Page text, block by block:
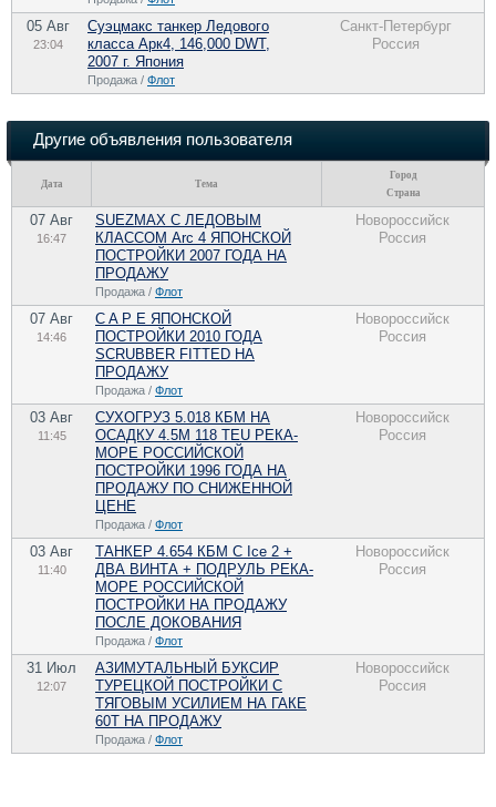
05 Авг
23:04
Суэцмакс танкер Ледового
класса Арк4, 146,000 DWT,
2007 г. Япония
Продажа / Флот
Санкт-Петербург
Россия
Другие объявления пользователя
Дата Тема
Город
Страна
07 Авг
16:47
SUEZMAX С ЛЕДОВЫМ
КЛАССОМ Arc 4 ЯПОНСКОЙ
ПОСТРОЙКИ 2007 ГОДА НА
ПРОДАЖУ
Продажа / Флот
Новороссийск
Россия
07 Авг
14:46
C A P E ЯПОНСКОЙ
ПОСТРОЙКИ 2010 ГОДА
SCRUBBER FITTED НА
ПРОДАЖУ
Продажа / Флот
Новороссийск
Россия
03 Авг
11:45
СУХОГРУЗ 5.018 КБМ НА
ОСАДКУ 4.5М 118 TEU РЕКА-
МОРЕ РОССИЙСКОЙ
ПОСТРОЙКИ 1996 ГОДА НА
ПРОДАЖУ ПО CНИЖЕННОЙ
ЦЕНЕ
Продажа / Флот
Новороссийск
Россия
03 Авг
11:40
ТАНКЕР 4.654 КБМ C Ice 2 +
ДВА ВИНТА + ПОДРУЛЬ РЕКА-
МОРЕ РОССИЙСКОЙ
ПОСТРОЙКИ НА ПРОДАЖУ
ПОCЛЕ ДОКОВАНИЯ
Продажа / Флот
Новороссийск
Россия
31 Июл
12:07
АЗИМУТАЛЬНЫЙ БУКСИР
ТУРЕЦКОЙ ПОСТРОЙКИ С
ТЯГОВЫМ УСИЛИЕМ НА ГАКЕ
60Т НА ПРОДАЖУ
Продажа / Флот
Новороссийск
Россия